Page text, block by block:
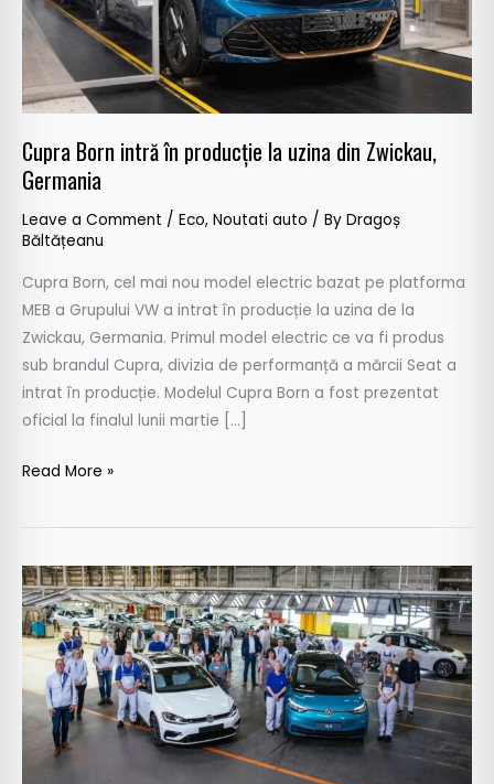
Cupra Born intră în producție la uzina din Zwickau,
Germania
Leave a Comment / Eco, Noutati auto / By Dragoș
Băltățeanu
Cupra Born, cel mai nou model electric bazat pe platforma
MEB a Grupului VW a intrat în producție la uzina de la
Zwickau, Germania. Primul model electric ce va fi produs
sub brandul Cupra, divizia de performanță a mărcii Seat a
intrat în producție. Modelul Cupra Born a fost prezentat
oficial la finalul lunii martie […]
din
Zwickau,
Germania
Read More »
Transformare:
uzina
VW
din
Zwickau
va
asambla
exclusiv